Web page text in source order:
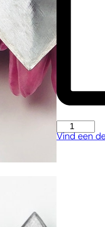
Hartschepje
aantal
Vind een